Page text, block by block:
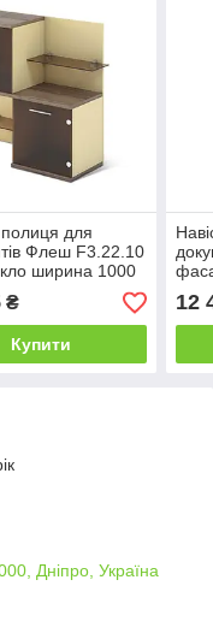
полиця для
Флеш F3.22.10
ширина 1000
ТМ)
₴
Купити
мм
12
Дніпро, Україна